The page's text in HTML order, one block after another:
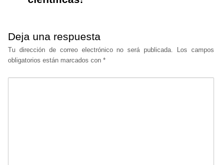
Deja una respuesta
Tu dirección de correo electrónico no será publicada.
Los campos
obligatorios están marcados con *